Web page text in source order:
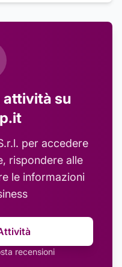
attività su
per accedere
rispondere alle
le informazioni
recensioni